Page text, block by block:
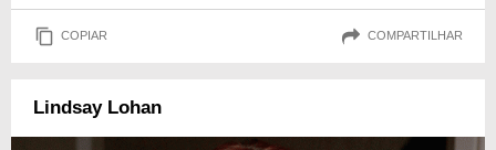
COPIAR COMPARTILHAR
Lindsay Lohan